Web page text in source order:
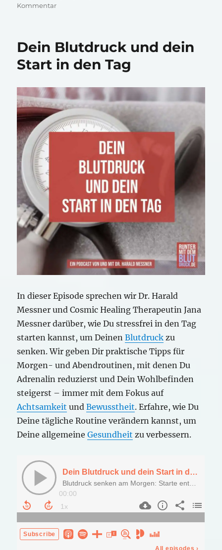
Kommentarzu
dein
Weg
zur
Dein Blutdruck und dein
Start in den Tag
In dieser Episode sprechen wir Dr. Harald
Messner und Cosmic Healing Therapeutin Jana
Messner darüber, wie Du stressfrei in den Tag
starten kannst, um DeinenBlutdruck zu
senken. Wir geben Dir praktische Tipps für
Morgen- und Abendroutinen, mit denen Du
Adrenalin reduzierst und Dein Wohlbefinden
steigerst – immer mit dem Fokus auf
Achtsamkeit undBewusstheit. Erfahre, wie Du
Deine tägliche Routine verändern kannst, um
Deine allgemeineGesundheit zu verbessern.